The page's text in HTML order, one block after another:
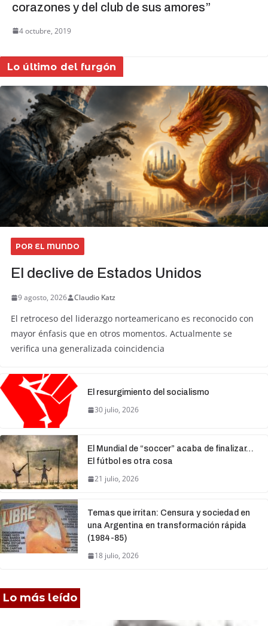
corazones y del club de sus amores”
4 octubre, 2019
Lo último del furgón
POR EL MUNDO
El declive de Estados Unidos
9 agosto, 2026 Claudio Katz
El retroceso del liderazgo norteamericano es reconocido con
mayor énfasis que en otros momentos. Actualmente se
verifica una generalizada coincidencia
El resurgimiento del socialismo
30 julio, 2026
El Mundial de “soccer” acaba de finalizar…
El fútbol es otra cosa
21 julio, 2026
Temas que irritan: Censura y sociedad en
una Argentina en transformación rápida
(1984-85)
18 julio, 2026
Lo más leído